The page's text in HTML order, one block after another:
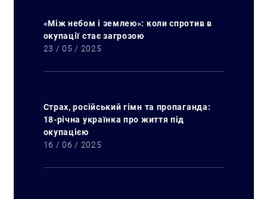
«Між небом і землею»: коли спротив в
окупації стає загрозою
23 / 05 / 2025
Страх, російський гімн та пропаганда:
18-річна українка про життя під
окупацією
16 / 06 / 2025